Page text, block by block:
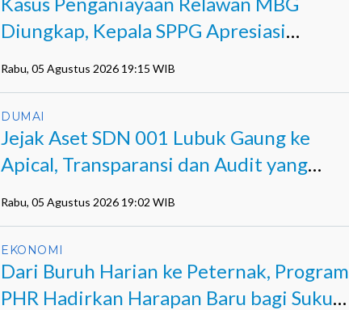
Diungkap, Kepala SPPG Apresiasi
Rabu, 05 Agustus 2026 19:15 WIB
DUMAI
Jejak Aset SDN 001 Lubuk Gaung ke
Apical, Transparansi dan Audit yang
Rabu, 05 Agustus 2026 19:02 WIB
EKONOMI
Dari Buruh Harian ke Peternak, Program
PHR Hadirkan Harapan Baru bagi Suku